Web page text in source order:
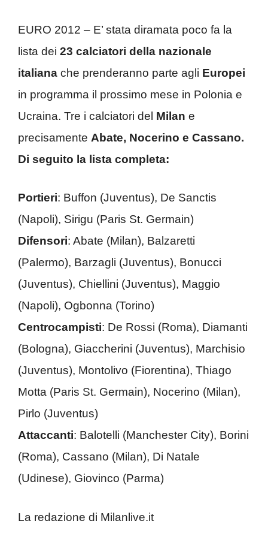
EURO 2012 – E’ stata diramata poco fa la
lista dei 23 calciatori della nazionale
italiana che prenderanno parte agli Europei
in programma il prossimo mese in Polonia e
Ucraina. Tre i calciatori del Milan e
precisamente Abate, Nocerino e Cassano.
Di seguito la lista completa:
Portieri: Buffon (Juventus), De Sanctis
(Napoli), Sirigu (Paris St. Germain)
Difensori: Abate (Milan), Balzaretti
(Palermo), Barzagli (Juventus), Bonucci
(Juventus), Chiellini (Juventus), Maggio
(Napoli), Ogbonna (Torino)
Centrocampisti: De Rossi (Roma), Diamanti
(Bologna), Giaccherini (Juventus), Marchisio
(Juventus), Montolivo (Fiorentina), Thiago
Motta (Paris St. Germain), Nocerino (Milan),
Pirlo (Juventus)
Attaccanti: Balotelli (Manchester City), Borini
(Roma), Cassano (Milan), Di Natale
(Udinese), Giovinco (Parma)
La redazione di Milanlive.it